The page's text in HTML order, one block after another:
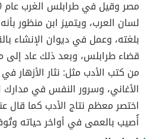
لسان العرب، ويتميز ابن منظور
بلغته، وعمل في ديوان الإنشاء
قضاء طرابلس، وبعد ذلك عاد إلى
من كتب الأدب مثل: نثار الأزهار في
الأغاني، وسرور النفس في
اختصر معظم نتاج الأدب كما قال
أُصيب بالعمى في أواخر حياته وتُوفي